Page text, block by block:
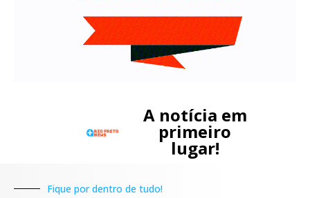
A notícia em
primeiro
lugar!
Fique por dentro de tudo!